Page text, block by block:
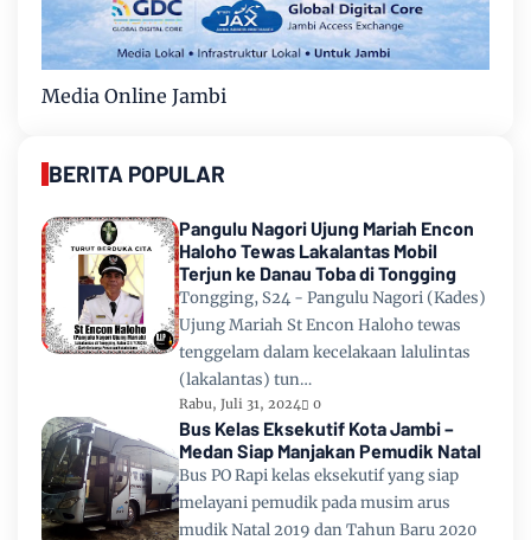
Media Online Jambi
BERITA POPULAR
Pangulu Nagori Ujung Mariah Encon
Haloho Tewas Lakalantas Mobil
Terjun ke Danau Toba di Tongging
Tongging, S24 - Pangulu Nagori (Kades)
Ujung Mariah St Encon Haloho tewas
tenggelam dalam kecelakaan lalulintas
(lakalantas) tun…
Rabu, Juli 31, 2024 0
Bus Kelas Eksekutif Kota Jambi –
Medan Siap Manjakan Pemudik Natal
Bus PO Rapi kelas eksekutif yang siap
melayani pemudik pada musim arus
mudik Natal 2019 dan Tahun Baru 2020